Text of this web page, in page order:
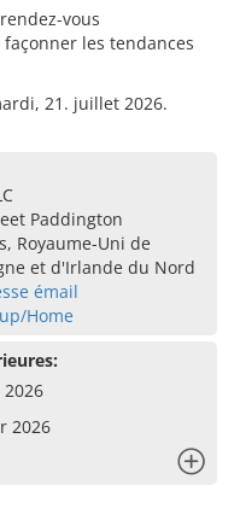
vous
les tendances
21. juillet 2026.
Paddington
Royaume-Uni de
et d'Irlande du Nord
émail
Home
2026